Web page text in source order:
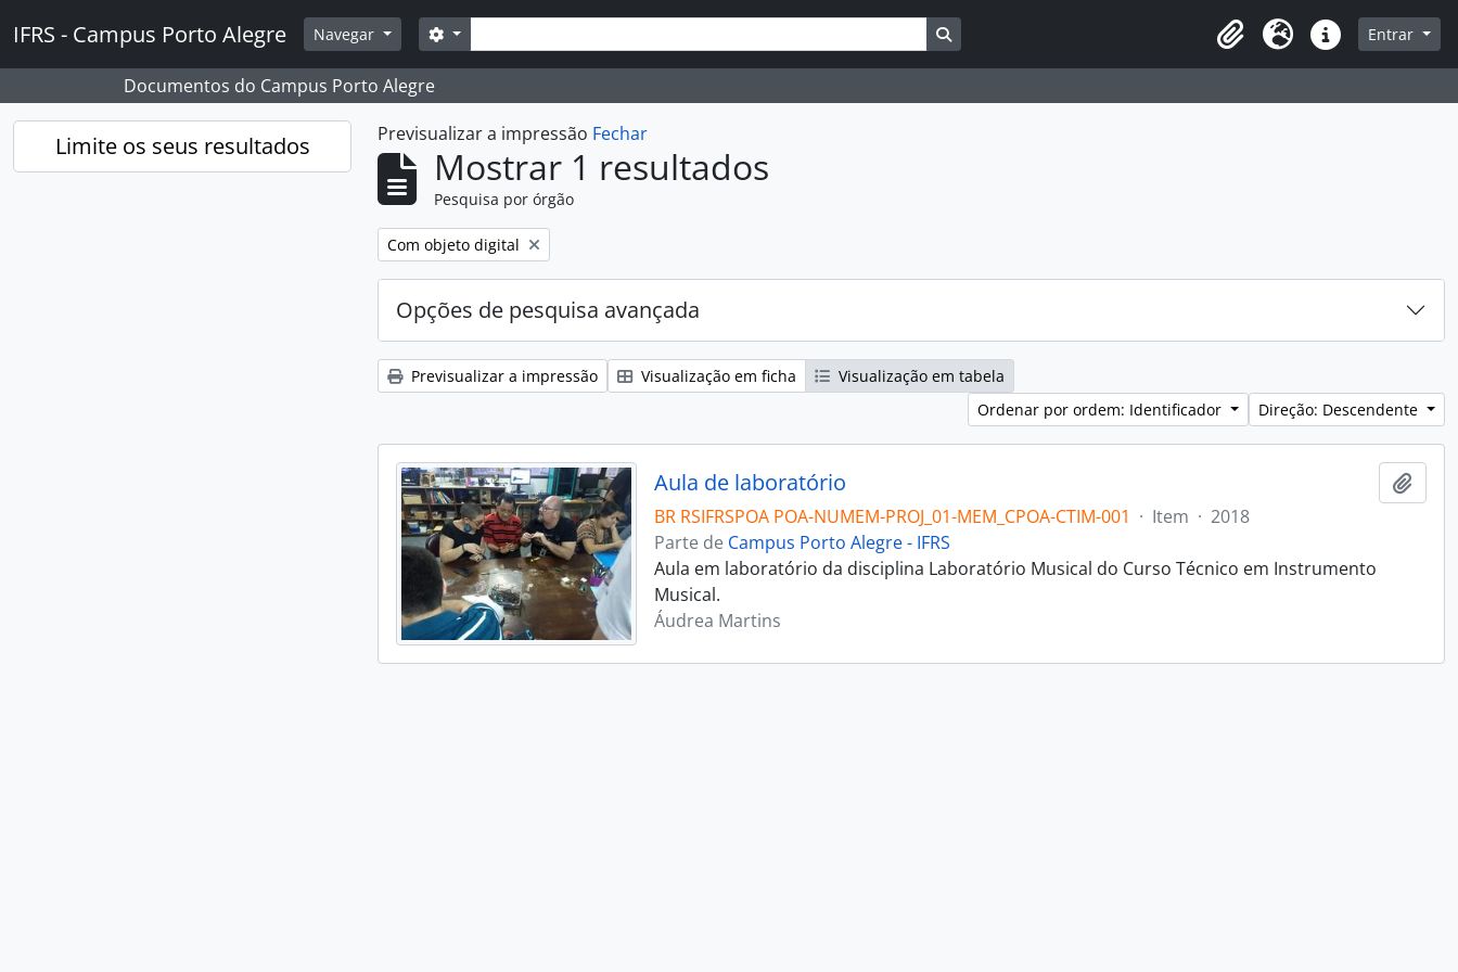
IFRS - Campus Porto Alegre Navegar Pesquisar
Opções de busca Busque na página de navegação
Idioma Ligações rápidas
Entrar
Documentos do Campus Porto Alegre
Limite os seus resultados Previsualizar a impressão Fechar
Mostrar 1 resultados
Pesquisa por órgão
Remover filtro:
Com objeto digital
Opções de pesquisa avançada
Previsualizar a impressão Visualização em ficha
Visualização em tabela
Ordenar por ordem: Identificador
Direção: Descendente
Aula de laboratório
BR RSIFRSPOA POA-NUMEM-PROJ_01-MEM_CPOA-CTIM-001 · Item · 2018
Parte de Campus Porto Alegre - IFRS
Aula em laboratório da disciplina Laboratório Musical do Curso Técnico em Instrumento
Musical.
Áudrea Martins